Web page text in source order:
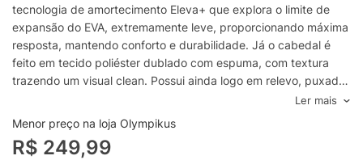
tecnologia de amortecimento Eleva+ que explora o limite de
expansão do EVA, extremamente leve, proporcionando máxima
resposta, mantendo conforto e durabilidade. Já o cabedal é
feito em tecido poliéster dublado com espuma, com textura
trazendo um visual clean. Possui ainda logo em relevo, puxador
em fita no traseiro para auxiliar no calce e forro de poliéster
com espuma. Sua palmilha é anatômica, composta por tecido
poliéster e EVA, com aplicação gráfica. TECNOLOGIA: ELEVA +
- Tecnologia exclusiva Olympikus, que explora o limite de
Ler mais
Menor preço na loja Olympikus
R$ 249,99